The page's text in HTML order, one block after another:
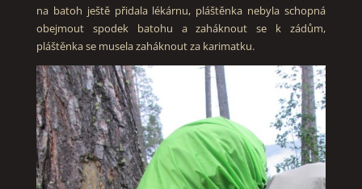
na batoh ještě přidala lékárnu, pláštěnka nebyla schopná
obejmout spodek batohu a zaháknout se k zádům,
pláštěnka se musela zaháknout za karimatku.